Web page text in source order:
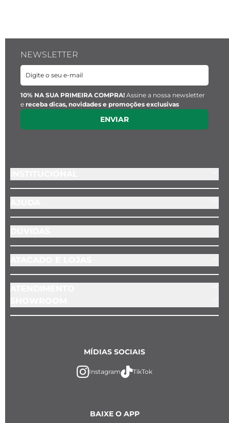
NEWSLETTER
10% NA SUA PRIMEIRA COMPRA! Assine a nossa newsletter
e receba dicas, novidades e promoções exclusivas
ENVIAR
BAIXE O APP
MÍDIAS SOCIAIS
Instagram TikTok